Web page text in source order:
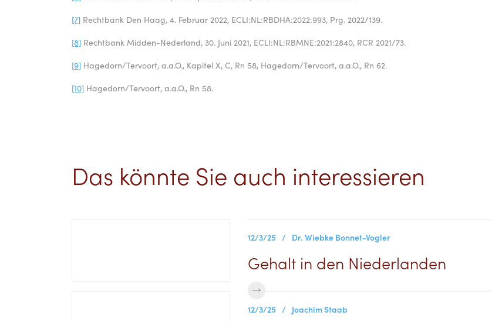
[7] Rechtbank Den Haag, 4. Februar 2022, ECLI:NL:RBDHA:2022:993, Prg. 2022/139.
[8] Rechtbank Midden-Nederland, 30. Juni 2021, ECLI:NL:RBMNE:2021:2840, RCR 2021/73.
[9] Hagedorn/Tervoort, a.a.O., Kapitel X, C, Rn 58, Hagedorn/Tervoort, a.a.O., Rn 62.
[10] Hagedorn/Tervoort, a.a.O., Rn 58.
Das könnte Sie auch interessieren
12/3/25 / Dr. Wiebke Bonnet-Vogler
Gehalt in den Niederlanden
12/3/25 / Joachim Staab